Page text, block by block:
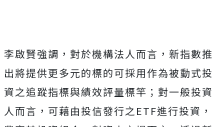
李啟賢強調，對於機構法人而言，新指數推
出將提供更多元的標的可採用作為被動式投
資之追蹤指標與績效評量標竿；對一般投資
人而言，可藉由投信發行之ETF進行投資，